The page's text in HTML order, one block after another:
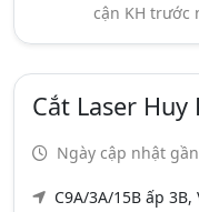
cận KH trước
Cắt Laser Huy
Ngày cập nhật
C9A/3A/15B ấp